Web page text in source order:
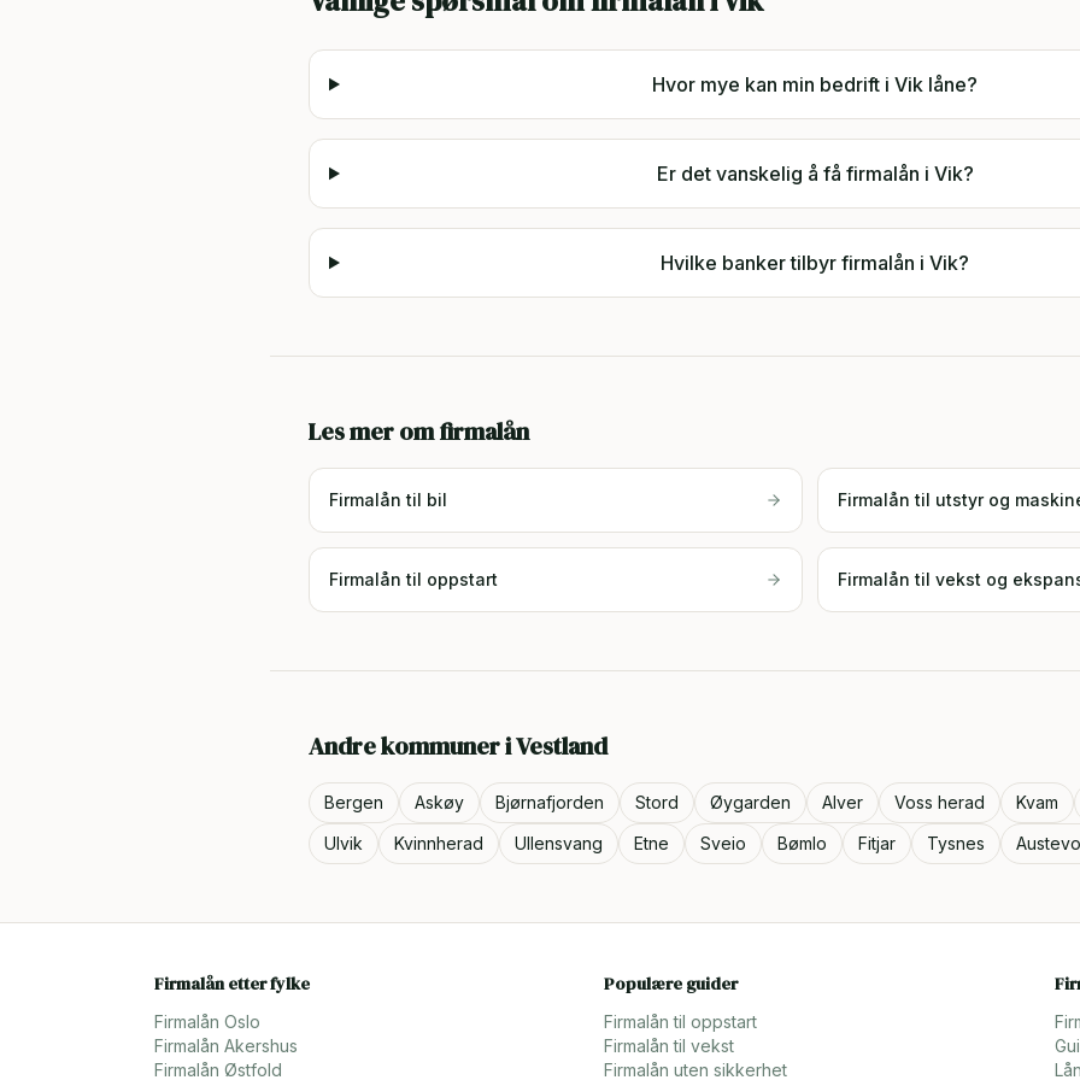
Hvor mye kan min bedrift i Vik låne?
Er det vanskelig å få firmalån i Vik?
Hvilke banker tilbyr firmalån i Vik?
Les mer om firmalån
Firmalån til bil Firmalån til utstyr og
Firmalån til oppstart Firmalån til vekst og
Andre kommuner iVestland
Bergen Askøy Bjørnafjorden Stord Øygarden Alver Voss herad Kvam
Ulvik
Kvinnherad Ullensvang Etne Sveio Bømlo Fitjar Tysnes
Firmalån etter fylke
Firmalån Oslo
Firmalån Akershus
Firmalån Østfold
Populære guider
Firmalån til oppstart
Firmalån til vekst
Firmalån uten sikkerhet